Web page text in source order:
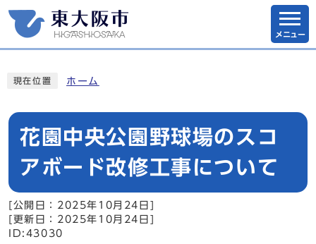
メニュー
現在位置 ホーム
花園中央公園野球場のスコ
アボード改修工事について
[公開日：2025年10月24日]
[更新日：2025年10月24日]
ID:43030